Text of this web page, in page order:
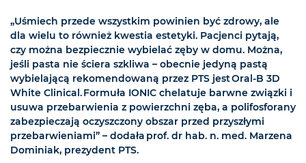
„Uśmiech przede wszystkim powinien być zdrowy, ale
dla wielu to również kwestia estetyki. Pacjenci pytają,
czy można bezpiecznie wybielać zęby w domu. Można,
jeśli pasta nie ściera szkliwa – obecnie jedyną pastą
wybielającą rekomendowaną przez PTS jest Oral-B 3D
White Clinical. Formuła IONIC chelatuje barwne związki i
usuwa przebarwienia z powierzchni zęba, a polifosforany
zabezpieczają oczyszczony obszar przed przyszłymi
przebarwieniami” – dodała prof. dr hab. n. med. Marzena
Dominiak, prezydent PTS.